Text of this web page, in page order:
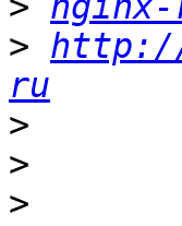
> http://
ru
>
>
>